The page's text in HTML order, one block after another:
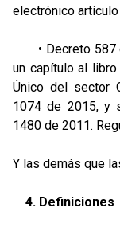
electrónico artículo
• Decreto 587
un capítulo al
Único del sector
1074 de 2015, y
1480 de 2011.
Y las demás que
4. Definiciones